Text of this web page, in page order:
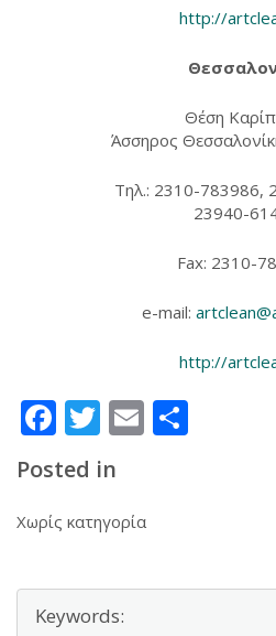
http://
Θέση
Άσσηρος
Τηλ.: 2310-783986,
23940-
Fax: 2310-
e-mail:
http://
Facebook
Twitter
Email
Posted in
Χωρίς κατηγορία